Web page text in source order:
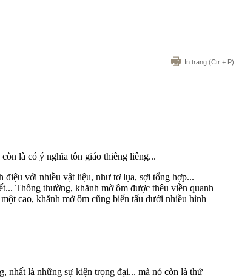
In trang (Ctr + P)
là có ý nghĩa tôn giáo thiêng liêng...
điệu với nhiều vật liệu, như tơ lụa, sợi tổng hợp...
Thông thường, khănh mờ ôm được thêu viền quanh
cao, khănh mờ ôm cũng biến tấu dưới nhiều hình
nhất là những sự kiện trọng đại... mà nó còn là thứ